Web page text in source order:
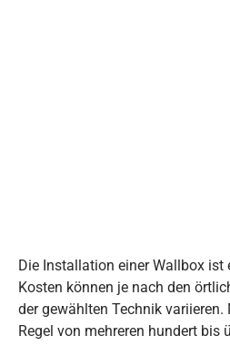
Die Installation einer Wallbox ist
Kosten können je nach den
der gewählten Technik
Regel von mehreren hundert bis